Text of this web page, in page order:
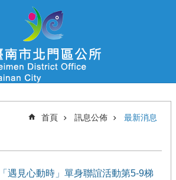
首頁 訊息公佈 最新消息
遇見心動時」單身聯誼活動第5-9梯